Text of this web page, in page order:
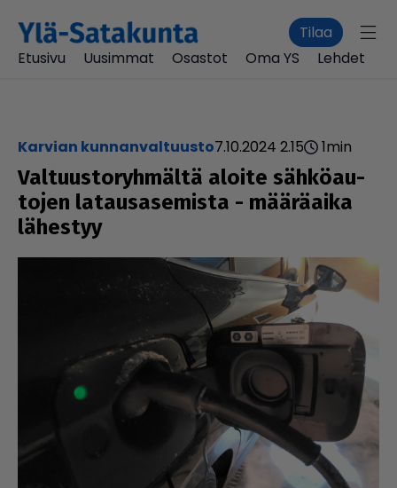
Tilaa
Etusivu
Uusimmat Osastot Oma YS Lehdet
Karvian kunnanvaltuusto7.10.2024 2.15 1min
Val­tuus­to­ryh­mältä aloite säh­kö­au­
to­jen latau­sa­se­mista - määräaika
lähestyy